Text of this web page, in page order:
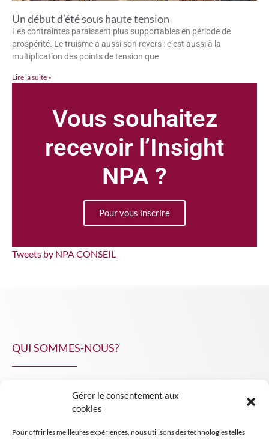
Gérer le consentement aux
cookies
Pour offrir les meilleures expériences, nous utilisons des technologies telles
Un début d’été sous haute tension
Les contraintes paraissent plus supportables en période de
prospérité. Le truisme a aussi son revers : c’est aussi à la
multiplication des points de tension que
Lire la suite »
Vous souhaitez
recevoir l’Insight
NPA ?
Pour vous inscrire
Tweets by NPA CONSEIL
QUI SOMMES-NOUS?